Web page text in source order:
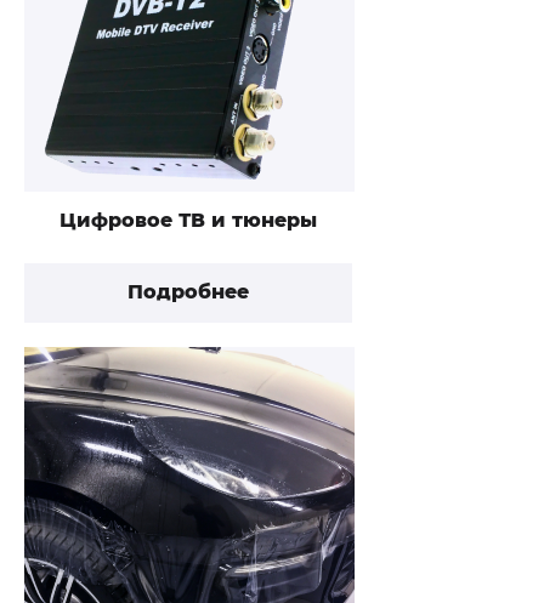
Цифровое ТВ и тюнеры
Подробнее